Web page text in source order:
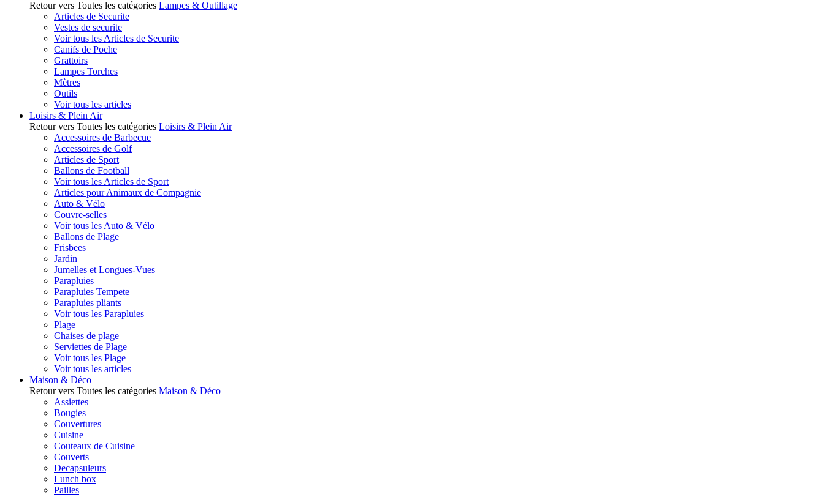
Retour vers Toutes les catégories Lampes & Outillage
Articles de Securite
Vestes de securite
Voir tous les Articles de Securite
Canifs de Poche
Grattoirs
Lampes Torches
Mètres
Outils
Voir tous les articles
Loisirs & Plein Air
Retour vers Toutes les catégories Loisirs & Plein Air
Accessoires de Barbecue
Accessoires de Golf
Articles de Sport
Ballons de Football
Voir tous les Articles de Sport
Articles pour Animaux de Compagnie
Auto & Vélo
Couvre-selles
Voir tous les Auto & Vélo
Ballons de Plage
Frisbees
Jardin
Jumelles et Longues-Vues
Parapluies
Parapluies Tempete
Parapluies pliants
Voir tous les Parapluies
Plage
Chaises de plage
Serviettes de Plage
Voir tous les Plage
Voir tous les articles
Maison & Déco
Retour vers Toutes les catégories Maison & Déco
Assiettes
Bougies
Couvertures
Cuisine
Couteaux de Cuisine
Couverts
Decapsuleurs
Lunch box
Pailles